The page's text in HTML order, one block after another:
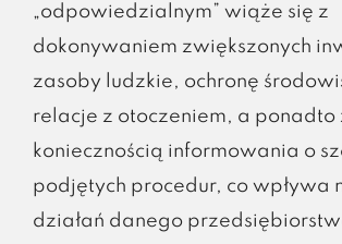
„odpowiedzialnym” wiąże się z
dokonywaniem zwiększonych
zasoby ludzkie, ochronę
relacje z otoczeniem, a ponadto
koniecznością informowania o
podjętych procedur, co wpływa
działań danego